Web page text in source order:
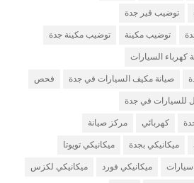
توضيب قير جدة
توضيب مكينة توضيب مكينة جدة
كهرباء السيارات
صيانة مكيف السيارات في جدة فحص
في جدة
كهربائي مركز صيانة
ميكانيكي بجدة ميكانيكي تويوتا
سيارات ميكانيكي فورد ميكانيكي لكزس